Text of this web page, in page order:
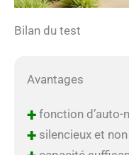
Bilan du test
Avantages
+fonction d’auto-
+silencieux et